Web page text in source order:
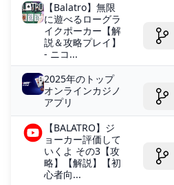
【Balatro】無限
に遊べるローグラ
イクポーカー【解
説＆攻略プレイ】
- ニコ...
2025年のトップ
オンラインカジノ
アプリ
【BALATRO】ジ
ョーカー評価して
いくよ その3【攻
略】【解説】【初
心者向...